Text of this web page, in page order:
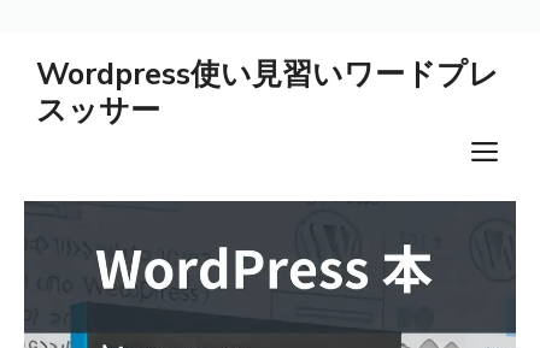
Wordpress使い見習いワードプレ
スッサー
メ
ニ